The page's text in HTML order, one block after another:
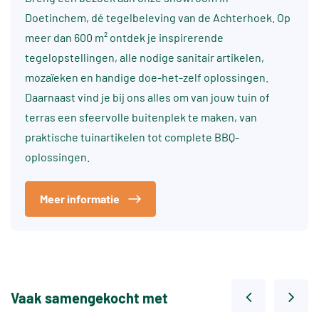
Doetinchem, dé tegelbeleving van de Achterhoek. Op
meer dan 600 m² ontdek je inspirerende
tegelopstellingen, alle nodige sanitair artikelen,
mozaïeken en handige doe-het-zelf oplossingen.
Daarnaast vind je bij ons alles om van jouw tuin of
terras een sfeervolle buitenplek te maken, van
praktische tuinartikelen tot complete BBQ-
oplossingen.
Meer informatie
Vaak samengekocht met